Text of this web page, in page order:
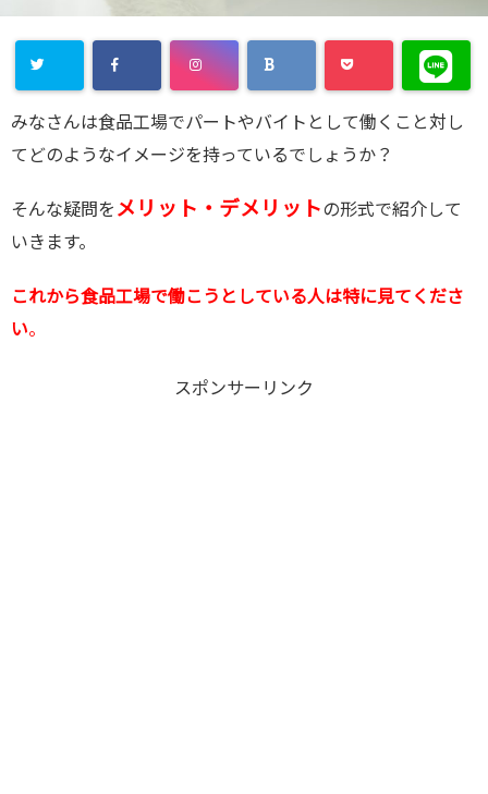
みなさんは食品工場でパートやバイトとして働くこと対し
てどのようなイメージを持っているでしょうか？
そんな疑問を メリット・デメリットの形式で紹介して
いきます。
これから食品工場で働こうとしている人は特に見てくださ
い。
スポンサーリンク